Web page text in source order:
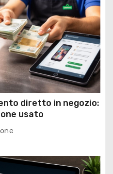
diretto in negozio:
usato